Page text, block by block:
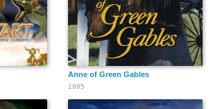
Anne of Green Gables
1985